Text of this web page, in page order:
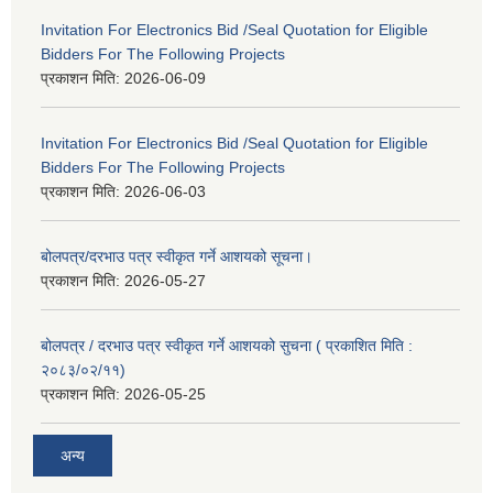
Invitation For Electronics Bid /Seal Quotation for Eligible
Bidders For The Following Projects
प्रकाशन मिति: 2026-06-09
Invitation For Electronics Bid /Seal Quotation for Eligible
Bidders For The Following Projects
प्रकाशन मिति: 2026-06-03
बोलपत्र/दरभाउ पत्र स्वीकृत गर्ने आशयको सूचना।
प्रकाशन मिति: 2026-05-27
बोलपत्र / दरभाउ पत्र स्वीकृत गर्ने आशयको सुचना ( प्रकाशित मिति :
२०८३/०२/११)
प्रकाशन मिति: 2026-05-25
अन्य